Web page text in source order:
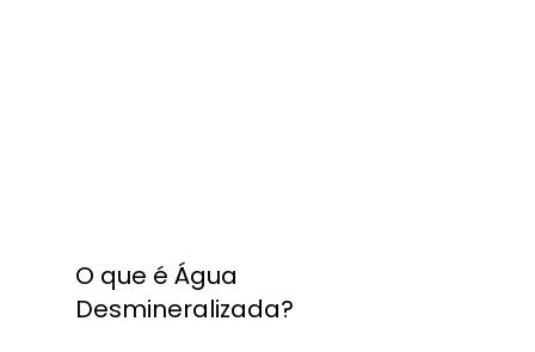
O que é Água
Desmineralizada?